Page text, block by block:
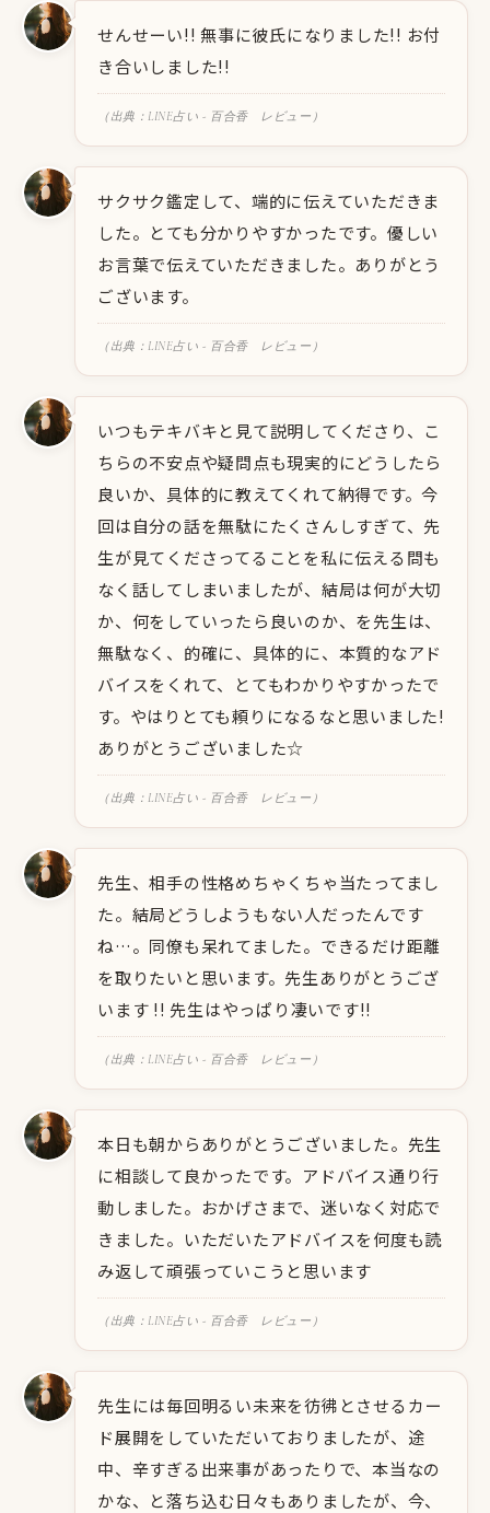
せんせーい!! 無事に彼氏になりました!! お付
き合いしました!!
（出典：LINE占い - 百合香 レビュー）
サクサク鑑定して、端的に伝えていただきま
した。とても分かりやすかったです。優しい
お言葉で伝えていただきました。ありがとう
ございます。
（出典：LINE占い - 百合香 レビュー）
いつもテキバキと見て説明してくださり、こ
ちらの不安点や疑問点も現実的にどうしたら
良いか、具体的に教えてくれて納得です。今
回は自分の話を無駄にたくさんしすぎて、先
生が見てくださってることを私に伝える問も
なく話してしまいましたが、結局は何が大切
か、何をしていったら良いのか、を先生は、
無駄なく、的確に、具体的に、本質的なアド
バイスをくれて、とてもわかりやすかったで
す。やはりとても頼りになるなと思いました!
ありがとうございました☆
（出典：LINE占い - 百合香 レビュー）
先生、相手の性格めちゃくちゃ当たってまし
た。結局どうしようもない人だったんです
ね…。同僚も呆れてました。できるだけ距離
を取りたいと思います。先生ありがとうござ
います !! 先生はやっぱり凄いです!!
（出典：LINE占い - 百合香 レビュー）
本日も朝からありがとうございました。先生
に相談して良かったです。アドバイス通り行
動しました。おかげさまで、迷いなく対応で
きました。いただいたアドバイスを何度も読
み返して頑張っていこうと思います
（出典：LINE占い - 百合香 レビュー）
先生には毎回明るい未来を彷彿とさせるカー
ド展開をしていただいておりましたが、途
中、辛すぎる出来事があったりで、本当なの
かな、と落ち込む日々もありましたが、今、